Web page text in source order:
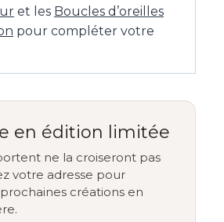
et les Boucles d’oreilles
pour compléter votre
en édition limitée
ne la croiseront pas
votre adresse pour
créations en